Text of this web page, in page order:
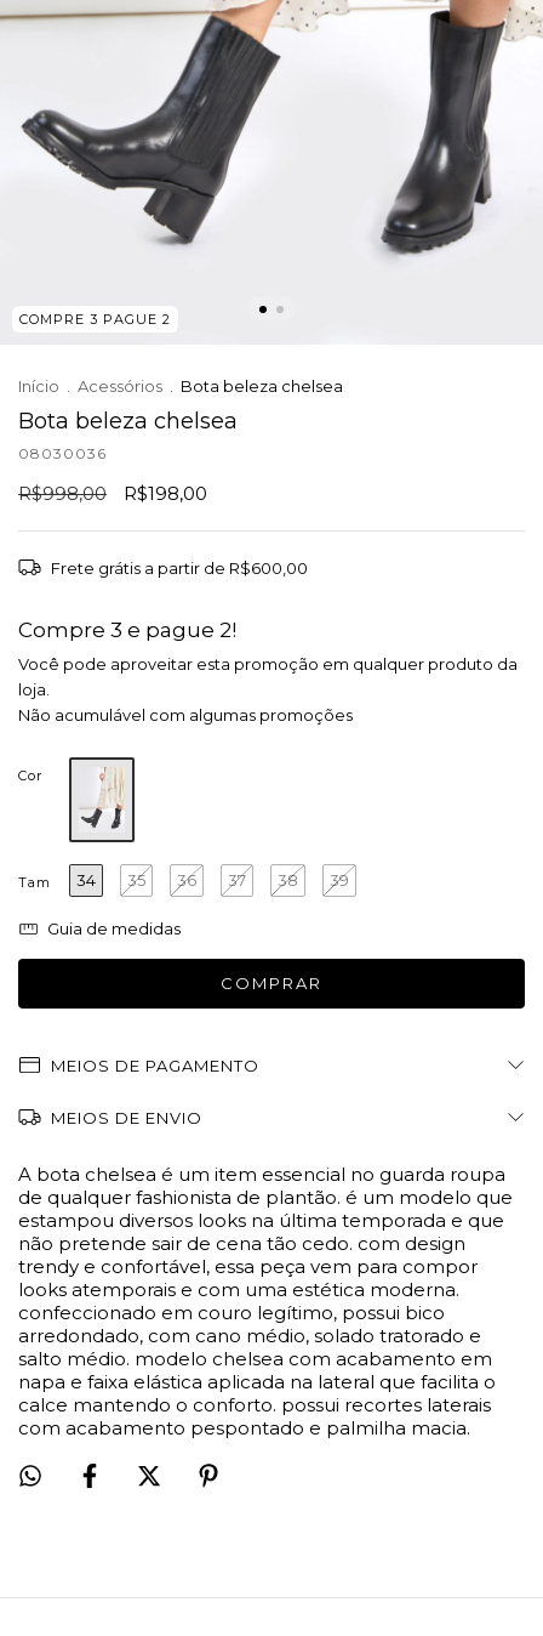
COMPRE 3 PAGUE 2
Início Acessórios Bota beleza chelsea
Bota beleza chelsea
08030036
R$998,00 R$198,00
Frete grátis a partir de R$600,00
Compre 3 e pague 2!
Você pode aproveitar esta promoção em qualquer produto da
loja.
Não acumulável com algumas promoções
Cor
Tam 34 35 36 37 38 39
Guia de medidas
MEIOS DE PAGAMENTO
MEIOS DE ENVIO
A bota chelsea é um item essencial no guarda roupa
de qualquer fashionista de plantão. é um modelo que
estampou diversos looks na última temporada e que
não pretende sair de cena tão cedo. com design
trendy e confortável, essa peça vem para compor
looks atemporais e com uma estética moderna.
confeccionado em couro legítimo, possui bico
arredondado, com cano médio, solado tratorado e
salto médio. modelo chelsea com acabamento em
napa e faixa elástica aplicada na lateral que facilita o
calce mantendo o conforto. possui recortes laterais
com acabamento pespontado e palmilha macia.